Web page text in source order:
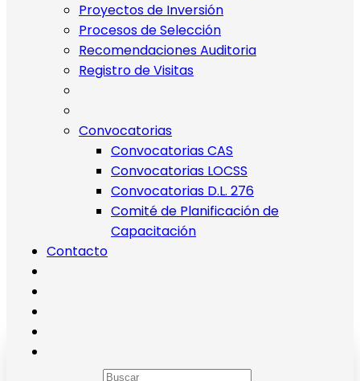
Proyectos de Inversión
Procesos de Selección
Recomendaciones Auditoria
Registro de Visitas
Convocatorias
Convocatorias CAS
Convocatorias LOCSS
Convocatorias D.L. 276
Comité de Planificación de
Capacitación
Contacto
Presupuesto Participativo 2020